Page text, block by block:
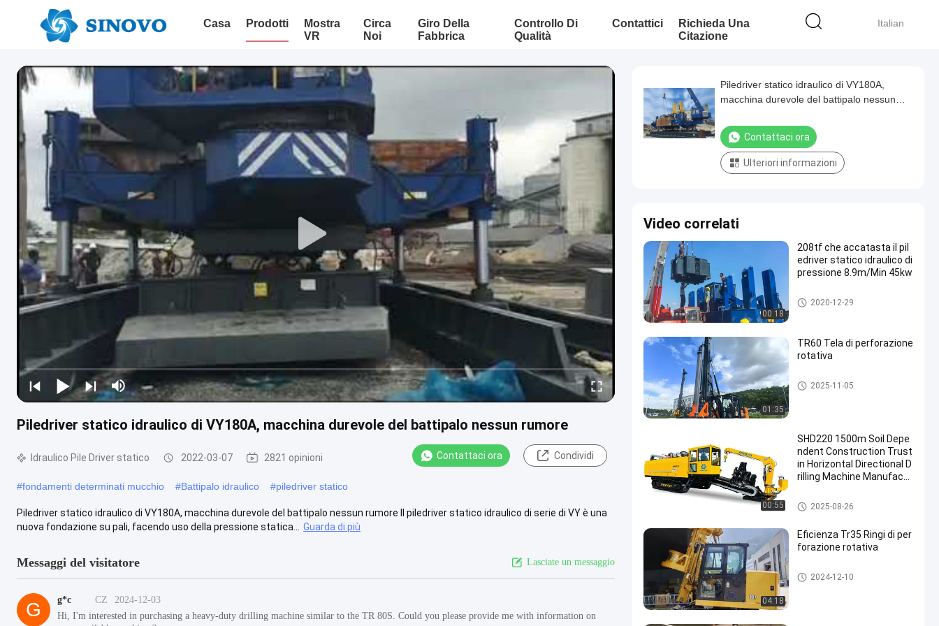
Italian
Casa Prodotti
Mostra
VR
Circa
Noi
Giro Della
Fabbrica
Controllo Di
Qualità
Contattici
Richieda Una
Citazione
Piledriver statico idraulico di VY180A, macchina durevole del battipalo nessun rumore
Idraulico Pile Driver statico 2022-03-07 2821 opinioni Contattaci ora Condividi
#fondamenti determinati mucchio #Battipalo idraulico #piledriver statico
Piledriver statico idraulico di VY180A, macchina durevole del battipalo nessun rumore Il piledriver statico idraulico di serie di VY è una
nuova fondazione su pali, facendo uso della pressione statica...
Guarda di più
Messaggi del visitatore Lasciate un messaggio
G g*c CZ
2024-12-03
Hi, I'm interested in purchasing a heavy-duty drilling machine similar to the TR 80S. Could you please provide me with information on
Piledriver statico idraulico di VY180A,
macchina durevole del battipalo nessun
Contattaci ora
Ulteriori informazioni
Video correlati
00:18
208tf che accatasta il pil
edriver statico idraulico di
pressione 8.9m/Min 45kw
Idraulico Pile Driver statico
2020-12-29
01:35
TR60 Tela di perforazione
rotativa
impianti di perforazione a rota
zione
2025-11-05
00:55
SHD220 1500m Soil Depe
ndent Construction Trust
in Horizontal Directional D
rilling Machine Manufactu
hine per la perforazione o
rizzontale direzionale)
Horizontal Directional Drilling
Rig
2025-08-26
04:18
Eficienza Tr35 Ringi di per
forazione rotativa
impianti di perforazione a rota
zione
2024-12-10